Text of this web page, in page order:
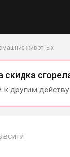
животных
скидка
к другим